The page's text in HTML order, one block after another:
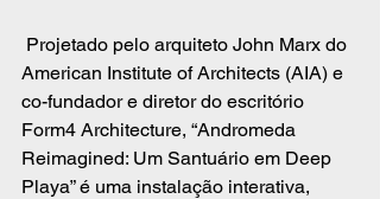
American Institute of Architects (AIA) e
co-fundador e diretor do escritório
Form4 Architecture, “Andromeda
Reimagined: Um Santuário em Deep
Playa” é uma instalação interativa,